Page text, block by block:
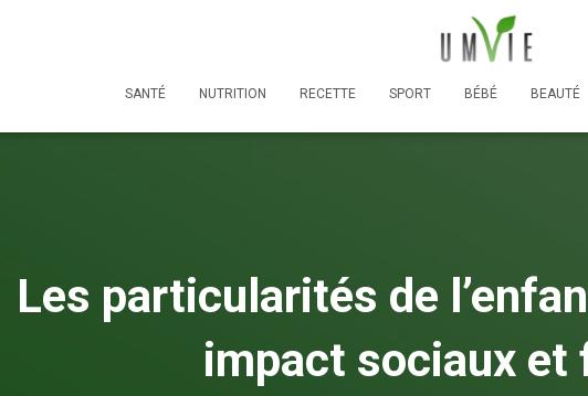
SANTÉ NUTRITION RECETTE SPORT BÉBÉ BEAUTÉ
Les particularités de
impact sociaux et